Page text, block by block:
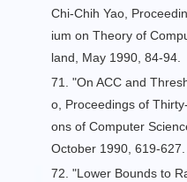
Chi-Chih Yao,
ium on Theory of
land, May 1990, 84-94.
71. "On ACC and
o, Proceedings of
ons of Computer
October 1990, 619-627.
72. "Lower Bounds to